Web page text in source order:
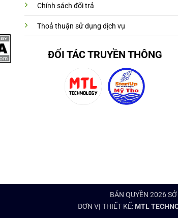
Chính sách đổi trả
Thoả thuận sử dụng dịch vụ
ĐỐI TÁC TRUYỀN THÔNG
BẢN QUYỀN 2026
ĐƠN VỊ THIẾT KẾ: MTL